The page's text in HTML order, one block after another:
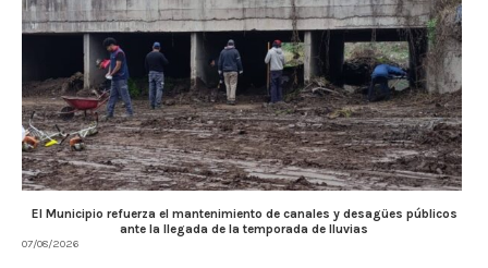
El Municipio refuerza el mantenimiento de canales y desagües públicos
ante la llegada de la temporada de lluvias
07/08/2026